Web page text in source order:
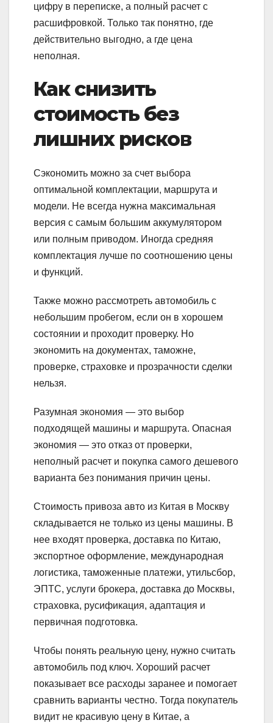
цифру в переписке, а полный расчет с
расшифровкой. Только так понятно, где
действительно выгодно, а где цена
неполная.
Как снизить
стоимость без
лишних рисков
Сэкономить можно за счет выбора
оптимальной комплектации, маршрута и
модели. Не всегда нужна максимальная
версия с самым большим аккумулятором
или полным приводом. Иногда средняя
комплектация лучше по соотношению цены
и функций.
Также можно рассмотреть автомобиль с
небольшим пробегом, если он в хорошем
состоянии и проходит проверку. Но
экономить на документах, таможне,
проверке, страховке и прозрачности сделки
нельзя.
Разумная экономия — это выбор
подходящей машины и маршрута. Опасная
экономия — это отказ от проверки,
неполный расчет и покупка самого дешевого
варианта без понимания причин цены.
Стоимость привоза авто из Китая в Москву
складывается не только из цены машины. В
нее входят проверка, доставка по Китаю,
экспортное оформление, международная
логистика, таможенные платежи, утильсбор,
ЭПТС, услуги брокера, доставка до Москвы,
страховка, русификация, адаптация и
первичная подготовка.
Чтобы понять реальную цену, нужно считать
автомобиль под ключ. Хороший расчет
показывает все расходы заранее и помогает
сравнить варианты честно. Тогда покупатель
видит не красивую цену в Китае, а